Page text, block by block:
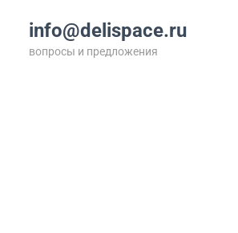
info@delispace.ru
вопросы и предложения